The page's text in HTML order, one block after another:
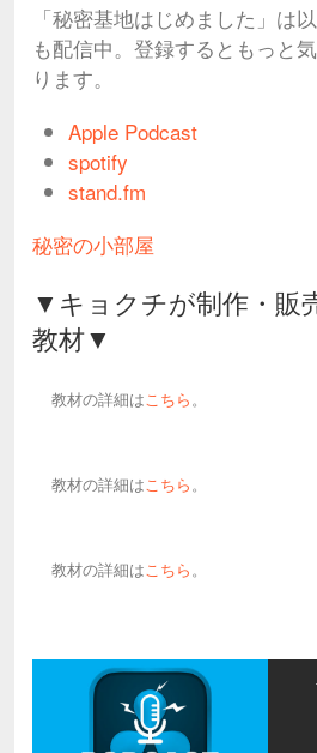
「秘密基地はじめました」は
も配信中。登録するともっと
ります。
Apple Podcast
spotify
stand.fm
秘密の小部屋
▼キョクチが制作・販
教材▼
教材の詳細はこちら。
教材の詳細はこちら。
教材の詳細はこちら。